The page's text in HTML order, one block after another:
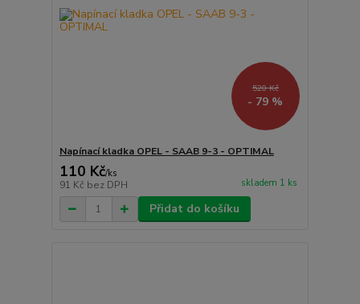
520 Kč
- 79 %
Napínací kladka OPEL - SAAB 9-3 - OPTIMAL
110 Kč/ks
91 Kč bez DPH skladem 1 ks
Přidat do košíku